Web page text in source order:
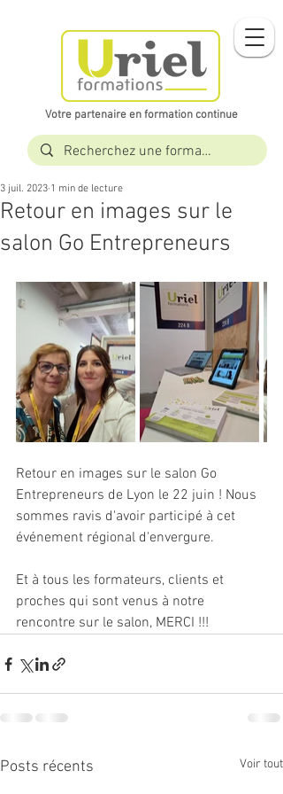
Votre partenaire en formation continue​​
Retour en images sur le
salon Go Entrepreneurs
3 juil. 2023 1 min de lecture
Retour en images sur le salon Go
Entrepreneurs de Lyon le 22 juin ! Nous
sommes ravis d'avoir participé à cet
événement régional d'envergure.
Et à tous les formateurs, clients et
proches qui sont venus à notre
rencontre sur le salon, MERCI !!!
Posts récents Voir tout